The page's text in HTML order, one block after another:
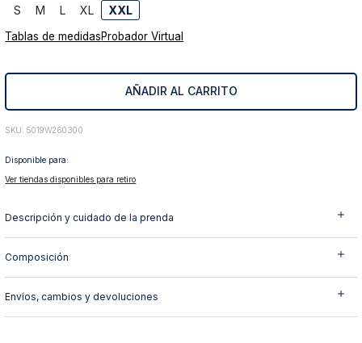
S M L XL XXL
Tablas de medidasProbador Virtual
AÑADIR AL CARRITO
: 5019W260300
Disponible para:
Ver tiendas disponibles para retiro
Descripción y cuidado de la prenda
Composición
Envíos, cambios y devoluciones
8
chaqueta
9.
poleron